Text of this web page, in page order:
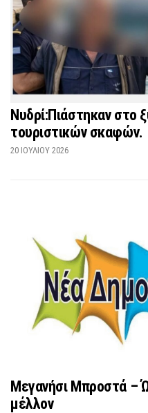
Νυδρί:Πιάστηκαν στο
τουριστικών σκαφών.
20 ΙΟΥΛΊΟΥ 2026
Μεγανήσι Μπροστά –
μέλλον